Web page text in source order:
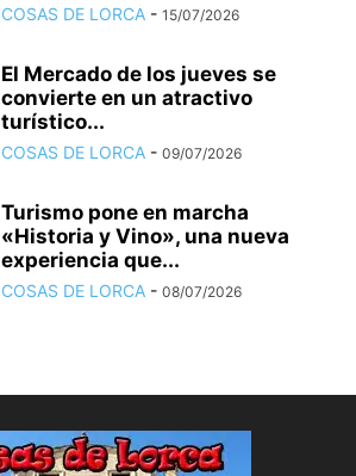
COSAS DE LORCA - 15/07/2026
El Mercado de los jueves se
convierte en un atractivo
turístico...
COSAS DE LORCA - 09/07/2026
Turismo pone en marcha
«Historia y Vino», una nueva
experiencia que...
COSAS DE LORCA - 08/07/2026